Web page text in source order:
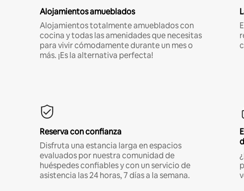
Alojamientos amueblados
Alojamientos totalmente amueblados con
cocina y todas las amenidades que necesitas
para vivir cómodamente durante un mes o
más. ¡Es la alternativa perfecta!
Reserva con confianza
Disfruta una estancia larga en espacios
evaluados por nuestra comunidad de
huéspedes confiables y con un servicio de
asistencia las 24 horas, 7 días a la semana.